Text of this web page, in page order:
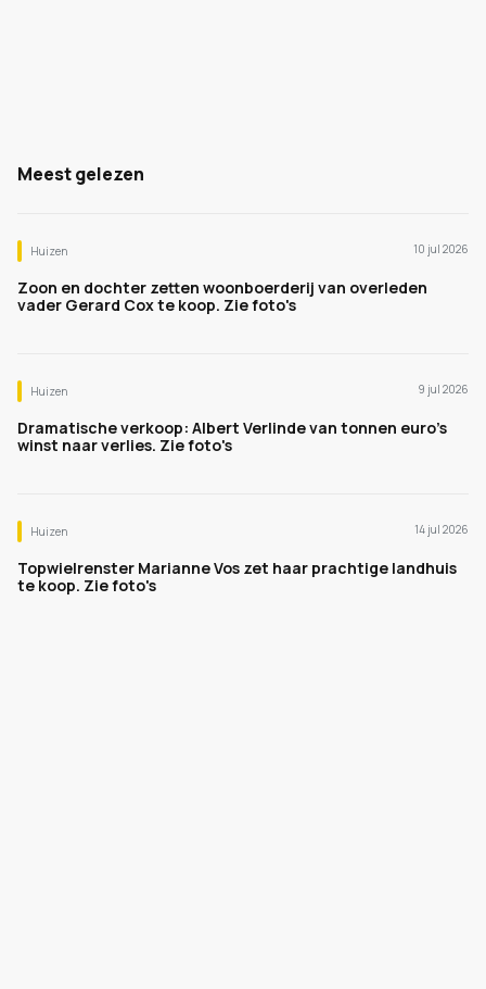
Meest gelezen
Huizen 10 jul 2026
Zoon en dochter zetten woonboerderij van overleden
vader Gerard Cox te koop. Zie foto's
Huizen 9 jul 2026
Dramatische verkoop: Albert Verlinde van tonnen euro's
winst naar verlies. Zie foto's
Huizen 14 jul 2026
Topwielrenster Marianne Vos zet haar prachtige landhuis
te koop. Zie foto's